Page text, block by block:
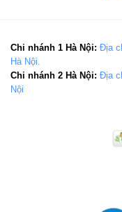
Chi nhánh 1 Hà Nội: Địa
Hà Nội.
Chi nhánh 2 Hà Nội: Địa
Nội